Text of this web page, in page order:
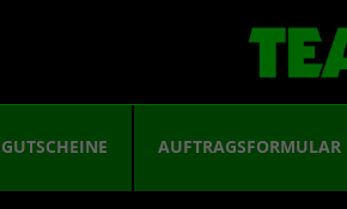
GUTSCHEINE AUFTRAGSFORMULAR